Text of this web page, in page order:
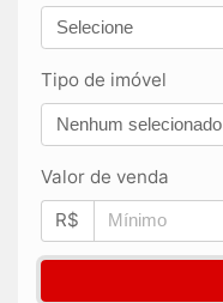
Selecione
Tipo de imóvel
Nenhum selecionado
Valor de venda
R$